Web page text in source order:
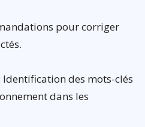
pour corriger
Identification des mots-clés
dans les